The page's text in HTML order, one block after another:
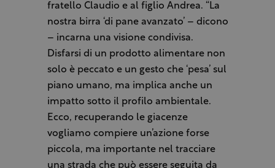
fratello Claudio e al figlio Andrea. “La
nostra birra ‘di pane avanzato’ – dicono
– incarna una visione condivisa.
Disfarsi di un prodotto alimentare non
solo è peccato e un gesto che ‘pesa’ sul
piano umano, ma implica anche un
impatto sotto il profilo ambientale.
Ecco, recuperando le giacenze
vogliamo compiere un’azione forse
piccola, ma importante nel tracciare
una strada che può essere seguita da